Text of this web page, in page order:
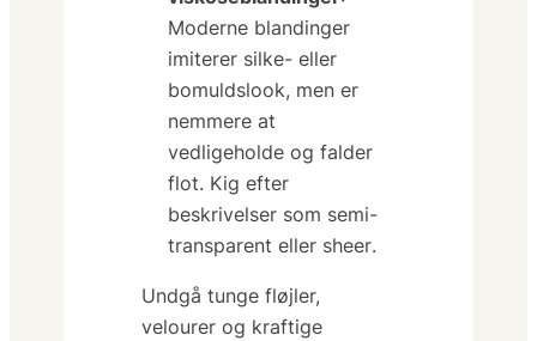
Moderne blandinger
imiterer silke- eller
bomuldslook, men er
nemmere at
vedligeholde og falder
flot. Kig efter
beskrivelser som semi-
transparent eller sheer.
Undgå tunge fløjler,
velourer og kraftige